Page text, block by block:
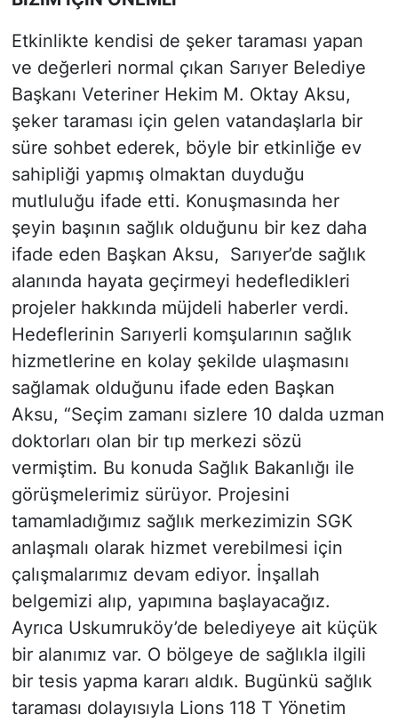
Etkinlikte kendisi de şeker taraması yapan
ve değerleri normal çıkan Sarıyer Belediye
Başkanı Veteriner Hekim M. Oktay Aksu,
şeker taraması için gelen vatandaşlarla bir
süre sohbet ederek, böyle bir etkinliğe ev
sahipliği yapmış olmaktan duyduğu
mutluluğu ifade etti. Konuşmasında her
şeyin başının sağlık olduğunu bir kez daha
ifade eden Başkan Aksu, Sarıyer’de sağlık
alanında hayata geçirmeyi hedefledikleri
projeler hakkında müjdeli haberler verdi.
Hedeflerinin Sarıyerli komşularının sağlık
hizmetlerine en kolay şekilde ulaşmasını
sağlamak olduğunu ifade eden Başkan
Aksu, “Seçim zamanı sizlere 10 dalda uzman
doktorları olan bir tıp merkezi sözü
vermiştim. Bu konuda Sağlık Bakanlığı ile
görüşmelerimiz sürüyor. Projesini
tamamladığımız sağlık merkezimizin SGK
anlaşmalı olarak hizmet verebilmesi için
çalışmalarımız devam ediyor. İnşallah
belgemizi alıp, yapımına başlayacağız.
Ayrıca Uskumruköy’de belediyeye ait küçük
bir alanımız var. O bölgeye de sağlıkla ilgili
bir tesis yapma kararı aldık. Bugünkü sağlık
taraması dolayısıyla Lions 118 T Yönetim